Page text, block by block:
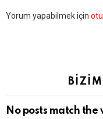
Bir
Yorum yapabilmek için
No posts match